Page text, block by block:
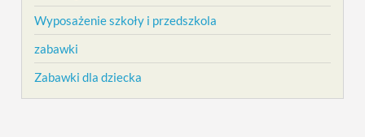
Wyposażenie szkoły i przedszkola
zabawki
Zabawki dla dziecka